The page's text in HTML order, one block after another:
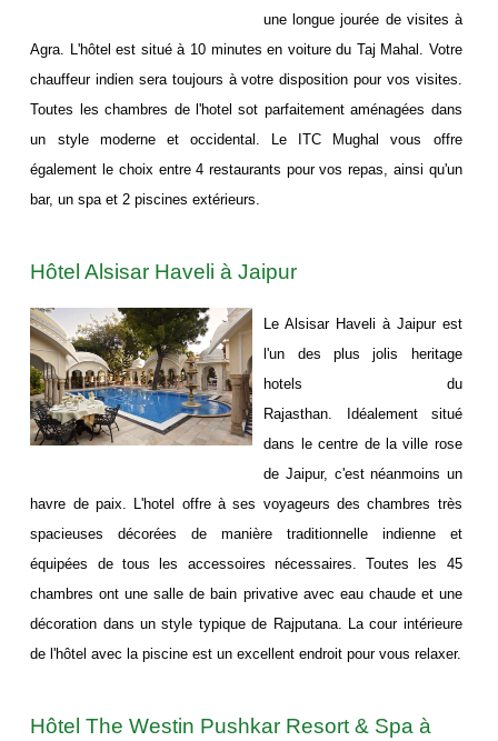
une longue jourée de visites à
Agra. L'hôtel est situé à 10 minutes en voiture du Taj Mahal. Votre
chauffeur indien sera toujours à votre disposition pour vos visites.
Toutes les chambres de l'hotel sot parfaitement aménagées dans
un style moderne et occidental. Le ITC Mughal vous offre
également le choix entre 4 restaurants pour vos repas, ainsi qu'un
bar, un spa et 2 piscines extérieurs.
Hôtel Alsisar Haveli à Jaipur
Le Alsisar Haveli à Jaipur est
l'un des plus jolis heritage
hotels du
Rajasthan. Idéalement situé
dans le centre de la ville rose
de Jaipur, c'est néanmoins un
havre de paix. L'hotel offre à ses voyageurs des chambres très
spacieuses décorées de manière traditionnelle indienne et
équipées de tous les accessoires nécessaires. Toutes les 45
chambres ont une salle de bain privative avec eau chaude et une
décoration dans un style typique de Rajputana. La cour intérieure
de l'hôtel avec la piscine est un excellent endroit pour vous relaxer.
Hôtel The Westin Pushkar Resort & Spa à